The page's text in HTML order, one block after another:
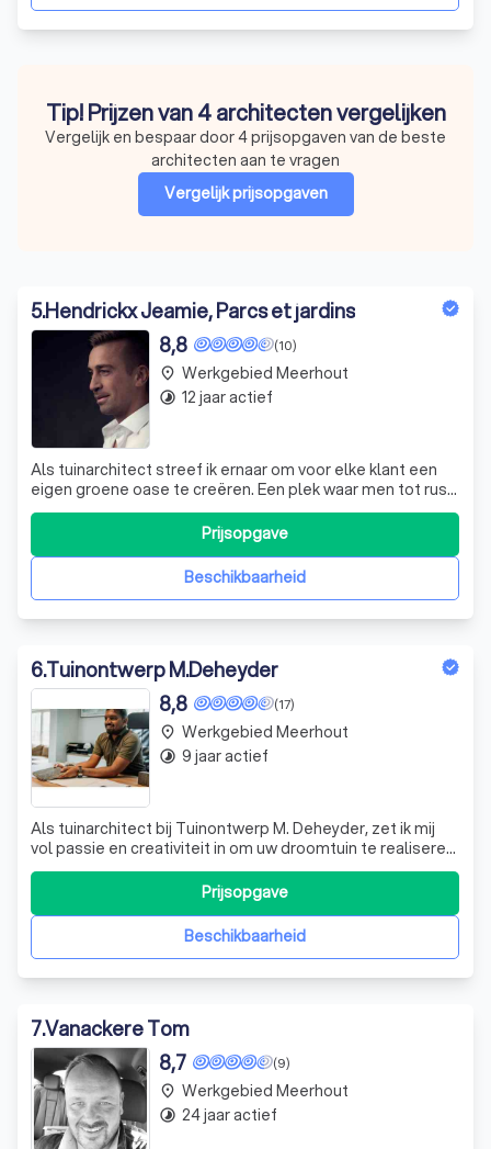
Tip! Prijzen van 4 architecten vergelijken
Vergelijk en bespaar door 4 prijsopgaven van de beste
architecten aan te vragen
Vergelijk prijsopgaven
5.Hendrickx Jeamie, Parcs et jardins
(10)
8,8
Als tuinarchitect streef ik ernaar om voor elke klant een
eigen groene oase te creëren. Een plek waar men tot rust
kan komen in deze drukke tijden. Het plezier van het zien
van vlinders en vogels in de tuin is iets waar ik mijn klanten
graag van laat genieten. Of het nu gaat om het omtoveren
van een
Beschikbaarheid
Prijsopgave
place Werkgebied Meerhout
timelapse 12 jaar actief
6.Tuinontwerp M.Deheyder
(17)
8,8
Als tuinarchitect bij Tuinontwerp M. Deheyder, zet ik mij
vol passie en creativiteit in om uw droomtuin te realiseren.
Mijn naam is Malaka, maar u mag mij gerust Mal noemen. Ik
ben geboren in Sri Lanka en opgegroeid in een Kempisch
gezin met een boomkwekerij. Mijn liefde voor architectuur
en onderne
Beschikbaarheid
Prijsopgave
place Werkgebied Meerhout
timelapse 9 jaar actief
7.Vanackere Tom
(9)
8,7
place Werkgebied Meerhout
timelapse 24 jaar actief